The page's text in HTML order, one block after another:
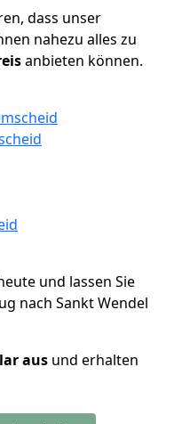
dass unser
nahezu alles zu
anbieten können.
und lassen Sie
nach Sankt Wendel
aus und erhalten